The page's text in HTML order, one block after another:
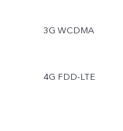
3G WCDMA
4G FDD-LTE